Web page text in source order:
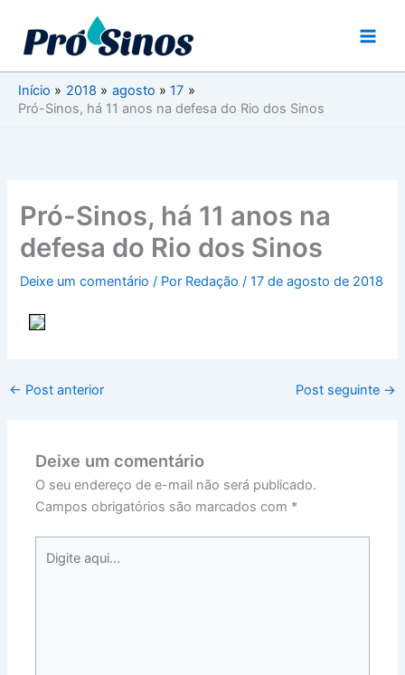
conteúdo
Início
2018 agosto
17
Pró-Sinos, há 11 anos na defesa do Rio dos Sinos
Pró-Sinos, há 11 anos na
defesa do Rio dos Sinos
Deixe um comentário / Por Redação/17 de agosto de 2018
← Post anterior Post seguinte →
Deixe um comentário
O seu endereço de e-mail não será publicado.
Campos obrigatórios são marcados com *
aqui...